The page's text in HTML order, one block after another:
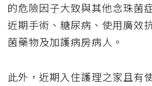
的危險因子大致與其他念珠菌
近期手術、糖尿病、使用廣效
菌藥物及加護病房病人。
此外，近期入住護理之家且有